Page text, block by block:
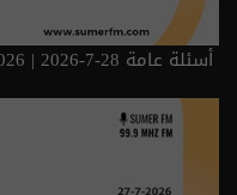
أسئلة عامة 28-7-2026 | 2026